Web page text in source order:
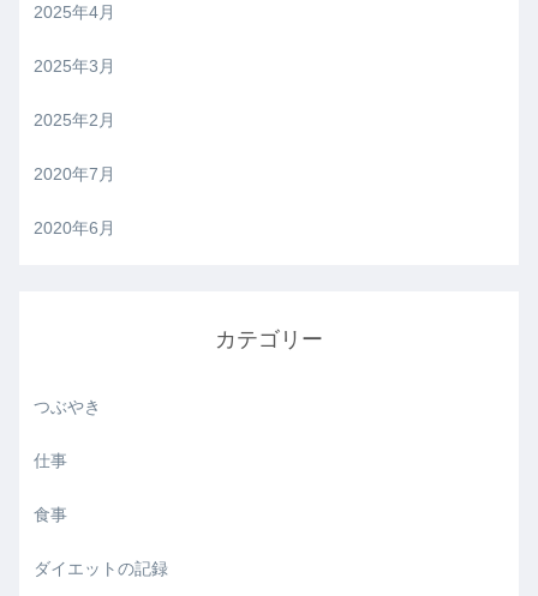
2025年4月
2025年3月
2025年2月
2020年7月
2020年6月
カテゴリー
つぶやき
仕事
食事
ダイエットの記録